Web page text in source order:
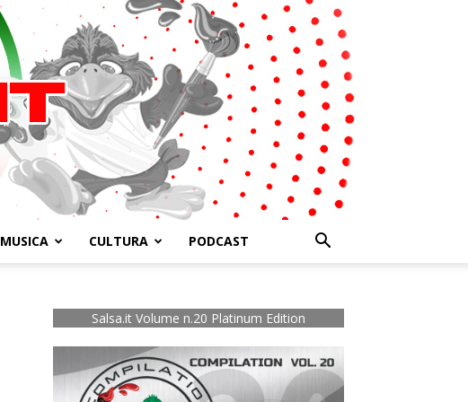
MUSICA CULTURA PODCAST
Salsa.it Volume n.20 Platinum Edition